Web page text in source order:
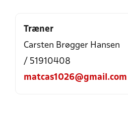
Træner
Carsten Brøgger Hansen
/ 51910408
matcas1026@gmail.com